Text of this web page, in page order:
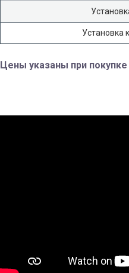
Установка
Цены указаны при